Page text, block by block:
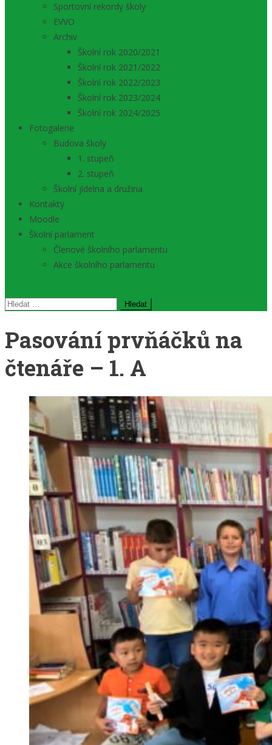
Sportovní rekordy školy
EVVO
Archiv
Školní rok 2020/2021
Školní rok 2021/2022
Školní rok 2022/2023
Školní rok 2023/2024
Školní rok 2024/2025
Fotogalerie
Budova školy
1. stupeň
2. stupeň
Školní jídelna a družina
Kontakty
Moodle
Školní parlament
Členové školního parlamentu
Akce školního parlamentu
Vyhledávání
Pasování prvňáčků na
čtenáře – 1. A